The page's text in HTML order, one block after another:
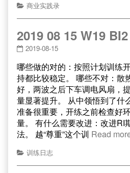
商业实践录
2019 08 15 W19 BI2
2019-08-15
哪些做的对的：按照计划训练
持都比较稳定。 哪些不对：散
好，两波之后下车调电风扇，
量显著提升。 从中领悟到了什
准备很重要，开练之前检查好
量。 有什么需要改进：改进RI
法。 越“尊重”这个训 Read
训练日志